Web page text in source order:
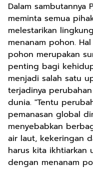
Dalam sambutannya
meminta semua
melestarikan
menanam pohon.
pohon merupakan
penting bagi
menjadi salah satu
terjadinya
dunia. "Tentu
pemanasan global
menyebabkan
air laut, kekeringan
harus kita ikhtiarkan
dengan menanam